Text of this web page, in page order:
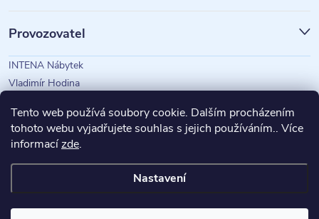
Tento web používá soubory cookie. Dalším procházením
tohoto webu vyjadřujete souhlas s jejich používáním.. Více
informacízde.
Nastavení
Provozovatel
INTENA Nábytek
Vladimír Hodina
Copyright 2026INTENA Nábytek. Všechna práva vyhrazena.